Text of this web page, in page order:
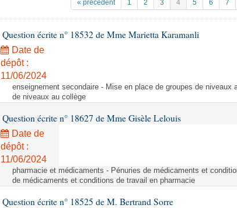
« précedent 1 2 3 4 5 6 7
Question écrite n° 18532 de Mme Marietta Karamanli
Date de
dépôt :
11/06/2024
enseignement secondaire - Mise en place de groupes de niveaux
de niveaux au collège
Question écrite n° 18627 de Mme Gisèle Lelouis
Date de
dépôt :
11/06/2024
pharmacie et médicaments - Pénuries de médicaments et
de médicaments et conditions de travail en pharmacie
Question écrite n° 18525 de M. Bertrand Sorre